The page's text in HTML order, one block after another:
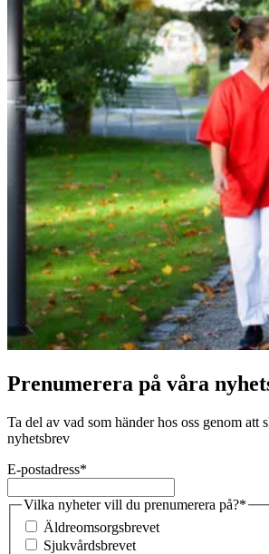
Prenumerera på våra
Ta del av vad som händer hos oss genom att
nyhetsbrev
E-postadress*
Vilka nyheter vill du prenumerera på?*
Äldreomsorgsbrevet
Sjukvårdsbrevet